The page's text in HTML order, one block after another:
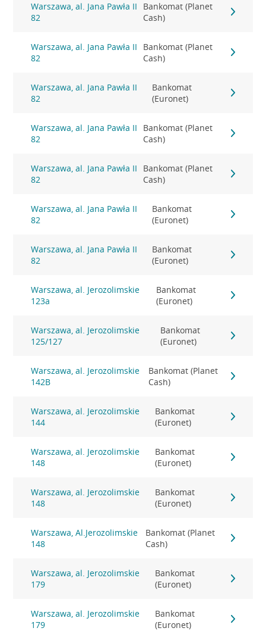
Warszawa, al. Jana Pawła II
82
Bankomat (Planet
Cash)
Warszawa, al. Jana Pawła II
82
Bankomat (Planet
Cash)
Warszawa, al. Jana Pawła II
82
Bankomat
(Euronet)
Warszawa, al. Jana Pawła II
82
Bankomat (Planet
Cash)
Warszawa, al. Jana Pawła II
82
Bankomat (Planet
Cash)
Warszawa, al. Jana Pawła II
82
Bankomat
(Euronet)
Warszawa, al. Jana Pawła II
82
Bankomat
(Euronet)
Warszawa, al. Jerozolimskie
123a
Bankomat
(Euronet)
Warszawa, al. Jerozolimskie
125/127
Bankomat
(Euronet)
Warszawa, al. Jerozolimskie
142B
Bankomat (Planet
Cash)
Warszawa, al. Jerozolimskie
144
Bankomat
(Euronet)
Warszawa, al. Jerozolimskie
148
Bankomat
(Euronet)
Warszawa, al. Jerozolimskie
148
Bankomat
(Euronet)
Warszawa, Al.Jerozolimskie
148
Bankomat (Planet
Cash)
Warszawa, al. Jerozolimskie
179
Bankomat
(Euronet)
Warszawa, al. Jerozolimskie
179
Bankomat
(Euronet)